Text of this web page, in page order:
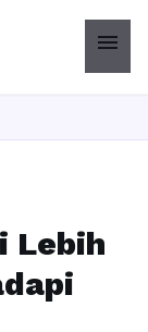
menu
Lebih